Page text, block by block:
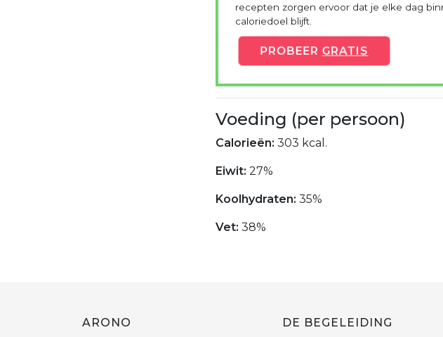
recepten zorgen ervoor dat je elke dag
caloriedoel blijft.
PROBEER GRATIS
Voeding (per persoon)
Calorieën: 303 kcal.
Eiwit: 27%
Koolhydraten: 35%
Vet: 38%
ARONO DE BEGELEIDING